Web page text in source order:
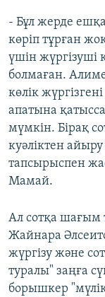
- Бұл жерде
көріп тұрған
үшін жүргізуші
болмаған.
көлік
апатына
мүмкін. Бірақ
куәліктен
тапсырыспен
Мамай.
Ал сотқа шағым
Жайнара
жүргізу және
туралы" заңға
борышкер